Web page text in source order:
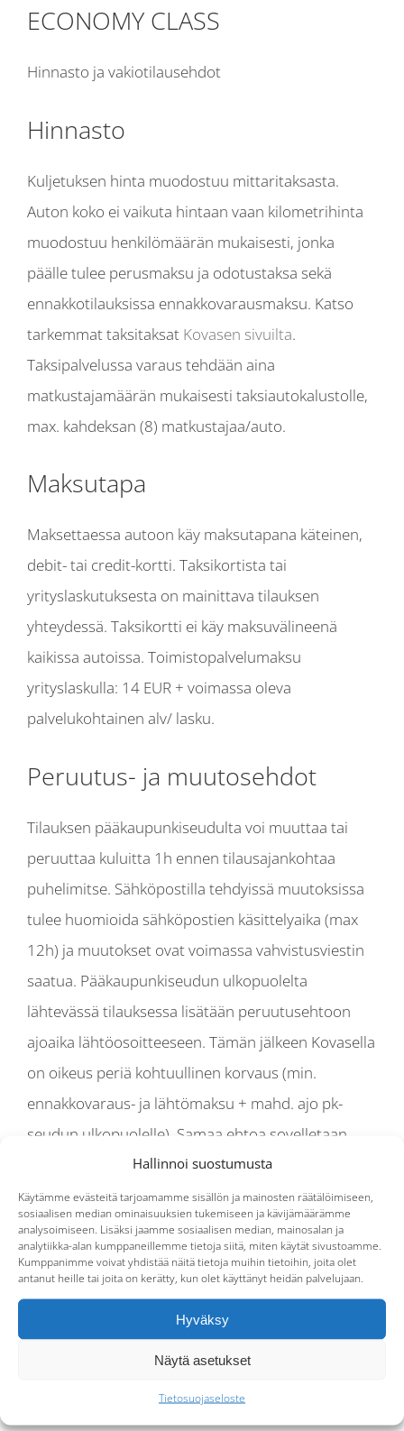
Hallinnoi suostumusta
Käytämme evästeitä tarjoamamme sisällön ja mainosten räätälöimiseen,
sosiaalisen median ominaisuuksien tukemiseen ja kävijämäärämme
analysoimiseen. Lisäksi jaamme sosiaalisen median, mainosalan ja
analytiikka-alan kumppaneillemme tietoja siitä, miten käytät sivustoamme.
Kumppanimme voivat yhdistää näitä tietoja muihin tietoihin, joita olet
antanut heille tai joita on kerätty, kun olet käyttänyt heidän palvelujaan.
Hyväksy
Näytä asetukset
Tietosuojaseloste
ECONOMY CLASS
Hinnasto ja vakiotilausehdot
Hinnasto
Kuljetuksen hinta muodostuu mittaritaksasta.
Auton koko ei vaikuta hintaan vaan kilometrihinta
muodostuu henkilömäärän mukaisesti, jonka
päälle tulee perusmaksu ja odotustaksa sekä
ennakkotilauksissa ennakkovarausmaksu. Katso
tarkemmat taksitaksat Kovasen sivuilta.
Taksipalvelussa varaus tehdään aina
matkustajamäärän mukaisesti taksiautokalustolle,
max. kahdeksan (8) matkustajaa/auto.
Maksutapa
Maksettaessa autoon käy maksutapana käteinen,
debit- tai credit-kortti. Taksikortista tai
yrityslaskutuksesta on mainittava tilauksen
yhteydessä. Taksikortti ei käy maksuvälineenä
kaikissa autoissa. Toimistopalvelumaksu
yrityslaskulla: 14 EUR + voimassa oleva
palvelukohtainen alv/ lasku.
Peruutus- ja muutosehdot
Tilauksen pääkaupunkiseudulta voi muuttaa tai
peruuttaa kuluitta 1h ennen tilausajankohtaa
puhelimitse. Sähköpostilla tehdyissä muutoksissa
tulee huomioida sähköpostien käsittelyaika (max
12h) ja muutokset ovat voimassa vahvistusviestin
saatua. Pääkaupunkiseudun ulkopuolelta
lähtevässä tilauksessa lisätään peruutusehtoon
ajoaika lähtöosoitteeseen. Tämän jälkeen Kovasella
on oikeus periä kohtuullinen korvaus (min.
ennakkovaraus- ja lähtömaksu + mahd. ajo pk-
seudun ulkopuolelle). Samaa ehtoa sovelletaan
myös muissa toiminta-alueissamme.
Muut lisäpalvelut
Kovanen Kids -palvelu: Lastenistuimen
toimitusmaksu 30 EUR/ toimitus sisältäen
voimassa olevan palvelukohtaisen ALV:n.
Lue lisää Kids-palvelustamme.